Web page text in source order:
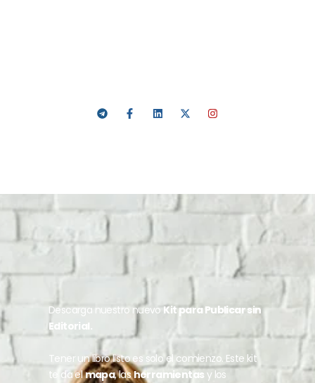
Descarga nuestro nuevo Kit para Publicar sin
Editorial.
Tener un libro listo es solo el comienzo. Este kit
te da elmapa, lasherramientas y los